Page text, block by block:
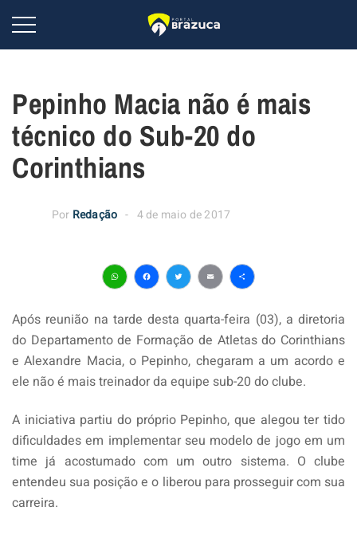
Pepinho Macia não é mais
técnico do Sub-20 do
Corinthians
Por Redação 4 de maio de 2017
WhatsApp
Facebook
Twitter
EmailShare
Após reunião na tarde desta quarta-feira (03), a diretoria
do Departamento de Formação de Atletas do Corinthians
e Alexandre Macia, o Pepinho, chegaram a um acordo e
ele não é mais treinador da equipe sub-20 do clube.
A iniciativa partiu do próprio Pepinho, que alegou ter tido
dificuldades em implementar seu modelo de jogo em um
time já acostumado com um outro sistema. O clube
entendeu sua posição e o liberou para prosseguir com sua
carreira.